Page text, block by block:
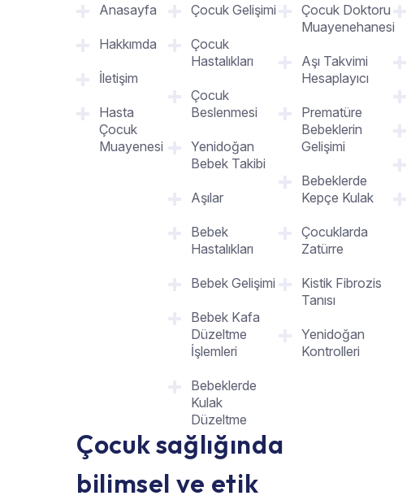
Anasayfa
Hakkımda
İletişim
Hasta
Çocuk
Muayenesi
Çocuk Gelişimi
Çocuk
Hastalıkları
Çocuk
Beslenmesi
Yenidoğan
Bebek Takibi
Aşılar
Bebek
Hastalıkları
Bebek Gelişimi
Bebek Kafa
Düzeltme
İşlemleri
Bebeklerde
Kulak
Düzeltme
Çocuk Doktoru
Muayenehanesi
Aşı Takvimi
Hesaplayıcı
Prematüre
Bebeklerin
Gelişimi
Bebeklerde
Kepçe Kulak
Çocuklarda
Zatürre
Kistik Fibrozis
Tanısı
Yenidoğan
Kontrolleri
Çocuk sağlığında
bilimsel ve etik